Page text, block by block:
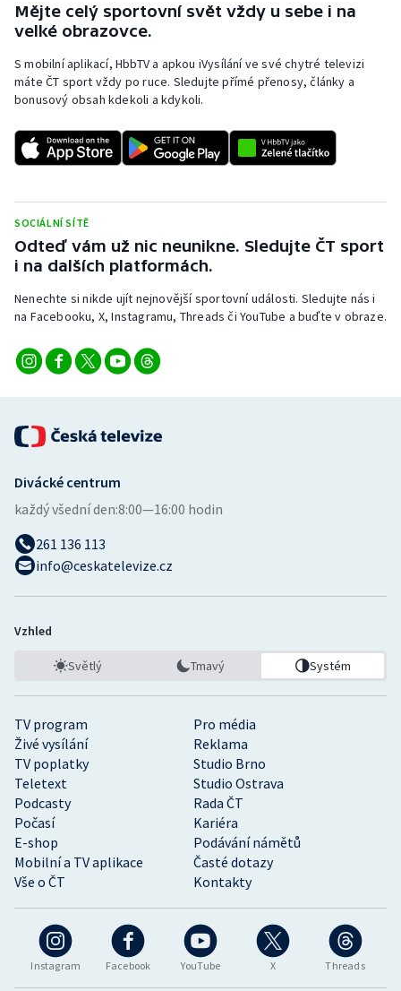
Rychlobruslení
Rychlostní kanoistika
Sportovní střelba
Stolní tenis
Triatlon
Volejbal
Mějte celý sportovní svět vždy u sebe i na
velké obrazovce.
S mobilní aplikací, HbbTV a apkou iVysílání ve své chytré televizi
máte ČT sport vždy po ruce. Sledujte přímé přenosy, články a
bonusový obsah kdekoli a kdykoli.
SOCIÁLNÍ SÍTĚ
Odteď vám už nic neunikne. Sledujte ČT sport
i na dalších platformách.
Nenechte si nikde ujít nejnovější sportovní události. Sledujte nás i
na Facebooku, X, Instagramu, Threads či YouTube a buďte v obraze.
Instagram Facebook YouTube X Threads
TV program
Pro média
Živé vysílání
Reklama
TV poplatky
Studio Brno
Teletext
Studio Ostrava
Podcasty
Rada ČT
Počasí
Kariéra
E-shop
Podávání námětů
Mobilní a TV aplikace
Časté dotazy
Vše o ČT
Kontakty
Divácké centrum
každý všední den:8:00—16:00 hodin
261 136 113
info@ceskatelevize.cz
Vzhled
Světlý Tmavý Systém